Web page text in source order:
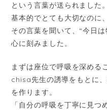
という言葉が送られました。
基本的でとても大切なのに
その言葉を聞いて、“今日
心に刻みました。
まずは座位で呼吸を深める
chisa先生の誘導をもとに
を作ります。
「自分の呼吸を丁寧に見